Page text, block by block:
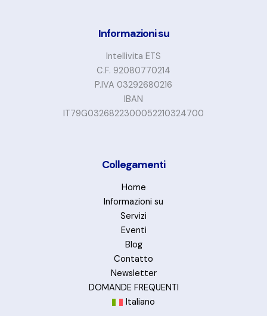
Informazioni su
Intellivita ETS
C.F. 92080770214
P.IVA 03292680216
IBAN
IT79G0326822300052210324700
Collegamenti
Home
Informazioni su
Servizi
Eventi
Blog
Contatto
Newsletter
DOMANDE FREQUENTI
Italiano